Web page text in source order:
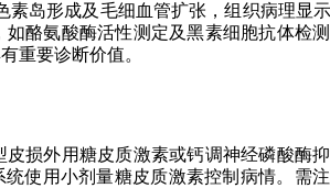
岛形成及毛细血管扩张，组织病理显
酪氨酸酶活性测定及黑素细胞抗体检
重要诊断价值。
损外用糖皮质激素或钙调神经磷酸酶
使用小剂量糖皮质激素控制病情。需